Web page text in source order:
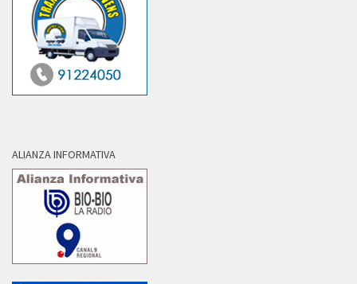
ALIANZA INFORMATIVA